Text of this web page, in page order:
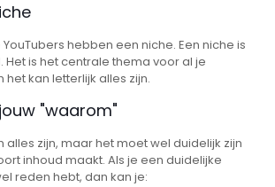
hebben een niche. Een niche is
is het centrale thema voor al je
kan letterlijk alles zijn.
"waarom"
alles zijn, maar het moet wel duidelijk zijn
inhoud maakt. Als je een duidelijke
reden hebt, dan kan je: